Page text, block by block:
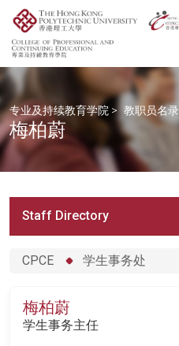
专业及持续教育学院 > 教职员名录
梅柏蔚
Staff Directory
CPCE 学生事务处
梅柏蔚
学生事务主任